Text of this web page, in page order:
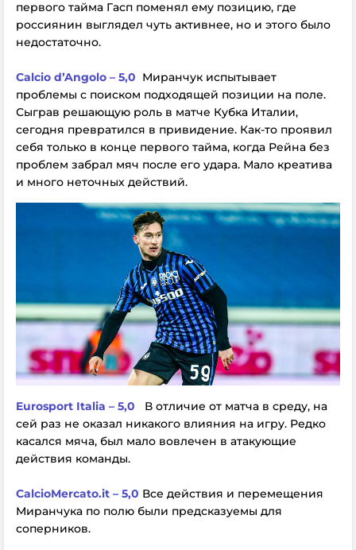
первого тайма Гасп поменял ему позицию, где
россиянин выглядел чуть активнее, но и этого было
недостаточно.
Calcio d’Angolo – 5,0 Миранчук испытывает
проблемы с поиском подходящей позиции на поле.
Сыграв решающую роль в матче Кубка Италии,
сегодня превратился в привидение. Как-то проявил
себя только в конце первого тайма, когда Рейна без
проблем забрал мяч после его удара. Мало креатива
и много неточных действий.
Eurosport Italia – 5,0
В отличие от матча в среду, на
сей раз не оказал никакого влияния на игру. Редко
касался мяча, был мало вовлечен в атакующие
действия команды.
CalcioMercato.it – 5,0 Все действия и перемещения
Миранчука по полю были предсказуемы для
соперников.